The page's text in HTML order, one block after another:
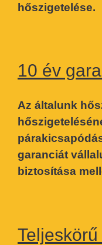
hőszigetelése.
10 év
Az általunk
garanciát
biztosítása